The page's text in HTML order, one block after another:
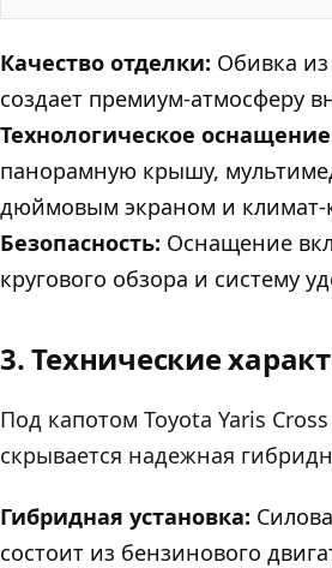
Качество отделки: Обивка
создает премиум-атмосферу
Технологическое
панорамную крышу,
дюймовым экраном и климат-
Безопасность: Оснащение
кругового обзора и систему
3. Технические
Под капотом Toyota Yaris
скрывается надежная
Гибридная установка:
состоит из бензинового